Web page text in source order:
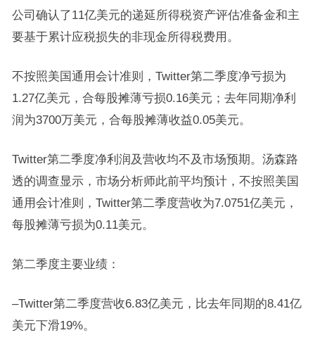
公司确认了11亿美元的递延所得税资产评估准备金和主
要基于累计应税损失的非现金所得税费用。
不按照美国通用会计准则，Twitter第二季度净亏损为
1.27亿美元，合每股摊薄亏损0.16美元；去年同期净利
润为3700万美元，合每股摊薄收益0.05美元。
Twitter第二季度净利润及营收均不及市场预期。汤森路
透的调查显示，市场分析师此前平均预计，不按照美国
通用会计准则，Twitter第二季度营收为7.0751亿美元，
每股摊薄亏损为0.11美元。
第二季度主要业绩：
–Twitter第二季度营收6.83亿美元，比去年同期的8.41亿
美元下滑19%。